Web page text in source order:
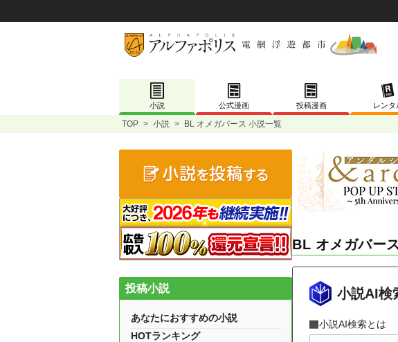
小説 公式漫画 投稿漫画 レンタ
TOP > 小説 > BL オメガバース 小説一覧
BL オメガバー
小説AI検
小説AI検索とは
投稿小説
あなたにおすすめの小説
HOTランキング